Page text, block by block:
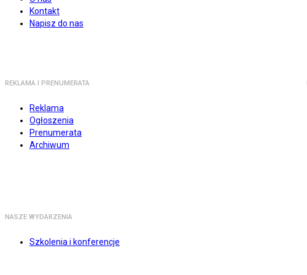
Kontakt
Napisz do nas
REKLAMA I PRENUMERATA
Reklama
Ogłoszenia
Prenumerata
Archiwum
NASZE WYDARZENIA
Szkolenia i konferencje